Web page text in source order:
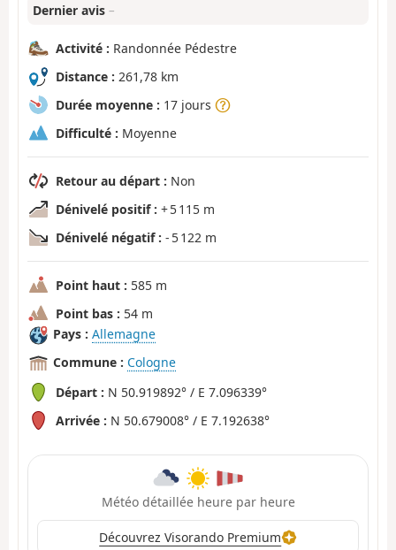
Dernier avis –
Activité : Randonnée Pédestre
Distance : 261,78 km
Durée moyenne : 17 jours
Difficulté : Moyenne
Retour au départ : Non
Dénivelé positif : + 5 115 m
Dénivelé négatif : - 5 122 m
Point haut : 585 m
Point bas : 54 m
Pays : Allemagne
Commune : Cologne
Départ : N 50.919892° / E 7.096339°
Arrivée : N 50.679008° / E 7.192638°
Météo détaillée heure par heure
Découvrez Visorando Premium